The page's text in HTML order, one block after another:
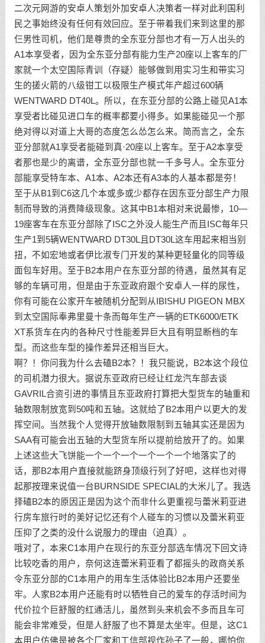
二次元网游的安卓人策划外加安卓人决策者一样对此利国利
民之事始终没有任何有效回应。至于带着我们来到这里的那
仨男性司机，他们是尊贵的全东亚分部也才有一万人出头的
A1本享受者，因为全东亚分部有能力生产20座以上客车的厂
家就一个太空国际青训（存疑）能够做到用实习生和带实习
生的搓火箭的八级钳工以极限生产模式年产超过600辆
WENTWARD DT40L。所以，在东亚分部的公路上碰见A1本
享受者比碰见进口车的概率都要小得多。如果能碰见一个那
绝对得以对道上大哥的态度怎么怂怎么来。简而言之，全东
亚分部就A1享受者能碰到真·20座以上客车。至于A2本享受
者那也是少的离谱，全东亚分部也就一千多号人。全东亚分
部能享受特车本、A1本、A2本还有A3本的人基本都是夯！
至于从B1到C6这几个本或多或少都存在因东亚分部生产力限
制而导致的消费降级现象。这其中B1本相对来说最惨，10—
19座客车在东亚分部除了ISC之外没人能生产而且ISC每年只
生产1到5辆WENTWARD DT30L且DT30L这车用起来相当别
扭，不如宏地或者伊比淑专门开发的某种更轻量化的同等级
面包车好用。至于B2本用户在东亚分部的待遇，虽然其有足
够的车辆可用，但是由于东亚政府跟个安卓人一样的尿性，
你有可能在公家开车被随机分配到从IBISHU PIGEON MBX
到太空国际奉弗里曼十条而每年生产一辆的ETK6000/ETK
XT系货车在内的各种尺寸性能差异巨大且有明显断档的车
型。而这些车型的操作差异还相当巨大。
啊？！你问我为什么去磕B2本？！我只能说，B2本这个段位
的司机潜力很大。据说东亚政府已经让红龙汽车部去谈
GAVRIL合资引进的事情且东亚政府打算把大型货车的轴重和
轴数限制放宽到50吨和五轴。这就给了B2本用户以更大的发
挥空间。当然我个人觉得开放轴数限制到五轴其实还是因为
SAA有可能会出五轴的大型货车所以提前给放开了的。如果
上述这些大飞饼能一个一个一个一个一个一个地落实了的
话，那B2本用户直接就能跻身顶级行列了好吧，这样也对得
起那按理来说值一台BURNSIDE SPECIAL的大米儿了。我选
择磕B2本的原因正是因为这个而非什么更重视与蕾米莉亚进
行房车旅行时的美好记忆还有个人碰车的习惯以及蕾米莉亚
压抑了之类的没什么说服力的理由（迫真）。
哦对了，本来C1本用户在现行的东亚分部选车情况下回文诗
比较吃香的用户，奈何这连蕾米莉亚看了都摇头的政商关系
令东亚分部的C1本用户的用车生活体验比B2本用户还要坐
牢。人家B2本用户还能有时以牺牲自己的爱车的存活时间为
代价拉个巨舒服的红通活儿，虽然到头来机会不多而且车可
能会非常难受，但是人舒服了也不算是太坐牢。但是，这C1
本用户仿佛是被各个厂家和工信部视作孙子了一般，哪怕你